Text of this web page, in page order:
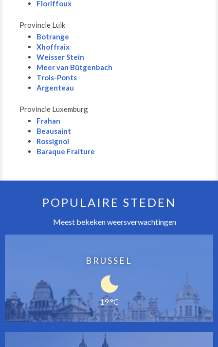
Floriffoux
Provincie Luik
Botrange
Xhoffraix
Weisser Stein
Meer van Bütgenbach
Trois-Ponts
Argenteau
Provincie Luxemburg
Frahan
Beausaint
Rossignol
Baraque Fraiture
POPULAIRE STEDEN
Meest bekeken weersverwachtingen
BRUSSEL
19 °C